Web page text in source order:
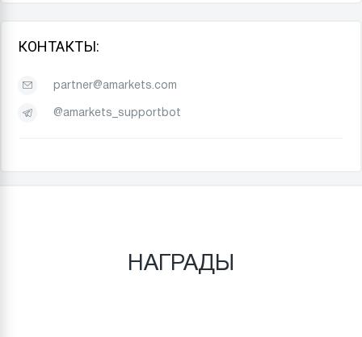
КОНТАКТЫ:
partner@amarkets.com
@amarkets_supportbot
НАГРАДЫ